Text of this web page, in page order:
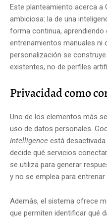
Este planteamiento acerca a
ambiciosa: la de una
forma continua,
entrenamientos manuales ni
personalización se
existentes, no de perfiles
Privacidad como
Uno de los elementos más
uso de datos personales.
Intelligence está
decide qué servicios
se utiliza para generar
y no se emplea para
Además, el sistema ofrece
que permiten identificar qué